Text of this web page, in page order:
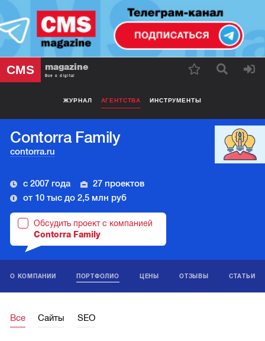
CMS magazine
Все о digital
ЖУРНАЛ АГЕНТСТВА ИНСТРУМЕНТЫ
Contorra Family
contorra.ru
с 2007 года
27 проектов
от 10 тыс до 2,5 млн руб
Обсудить проект с компанией
Contorra Family
О КОМПАНИИ ПОРТФОЛИО ЦЕНЫ ОТЗЫВЫ СТАТЬИ
Все Сайты SEO